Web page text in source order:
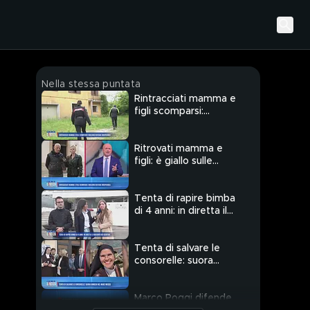
Nella stessa puntata
Rintracciati mamma e
figli scomparsi:
Ritrovati mamma e
figli: è giallo sulle
Tenta di rapire bimba
di 4 anni: in diretta il
Tenta di salvare le
consorelle: suora
Marco Poggi difende